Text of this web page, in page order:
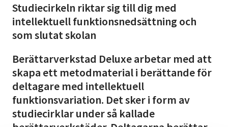
Studiecirkeln riktar sig till dig med
intellektuell funktionsnedsättning och
som slutat skolan
Berättarverkstad Deluxe arbetar med att
skapa ett metodmaterial i berättande för
deltagare med intellektuell
funktionsvariation. Det sker i form av
studiecirklar under så kallade